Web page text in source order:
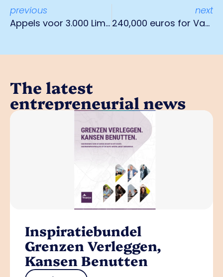
previous
Appels voor 3.000 Limburgse schoolkinderen
next
240,000 euros for Van Bommel van Dam museum
The latest
entrepreneurial news
Inspiratiebundel
Grenzen Verleggen,
Kansen Benutten